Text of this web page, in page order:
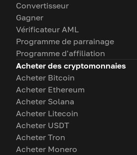
Convertisseur
Gagner
Vérificateur AML
Programme de parrainage
Programme d'affiliation
Acheter des cryptomonnaies
Acheter Bitcoin
Acheter Ethereum
Acheter Solana
Acheter Litecoin
Acheter USDT
Acheter Tron
Acheter Monero